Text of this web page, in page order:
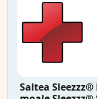
Saltea